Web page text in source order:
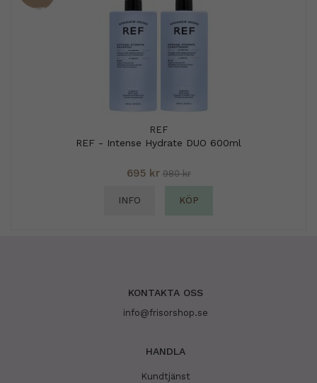
REF
REF - Intense Hydrate DUO 600ml
695 kr 980 kr
INFO KÖP
KONTAKTA OSS
info@frisorshop.se
HANDLA
Kundtjänst